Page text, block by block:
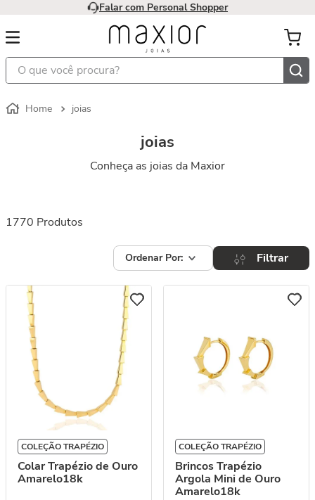
Falar com Personal Shopper
O que você procura?
joias
joias
Conheça as joias da Maxior
1770 Produtos
Filtrar
COLEÇÃO TRAPÉZIO
Colar Trapézio de Ouro
Amarelo18k
COLEÇÃO TRAPÉZIO
Brincos Trapézio
Argola Mini de Ouro
Amarelo18k